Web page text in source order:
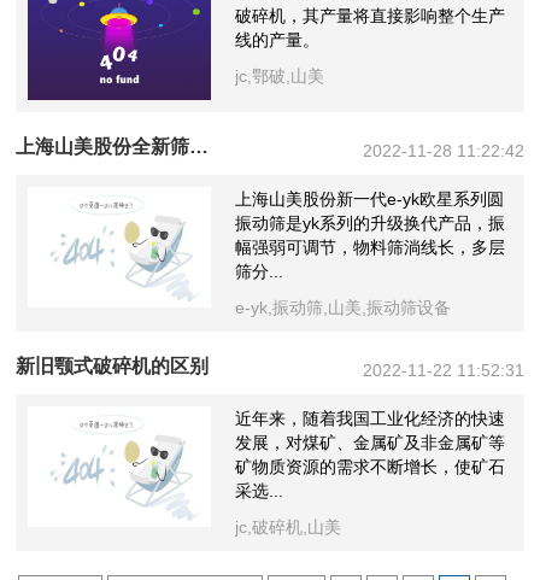
破碎机，其产量将直接影响整个生产
线的产量。
jc,鄂破,山美
上海山美股份全新筛分设备——e-yk欧星系列圆振动筛 2022-11-28 11:22:42
上海山美股份新一代e-yk欧星系列圆
振动筛是yk系列的升级换代产品，振
幅强弱可调节，物料筛淌线长，多层
筛分...
e-yk,振动筛,山美,振动筛设备
新旧颚式破碎机的区别 2022-11-22 11:52:31
近年来，随着我国工业化经济的快速
发展，对煤矿、金属矿及非金属矿等
矿物质资源的需求不断增长，使矿石
采选...
jc,破碎机,山美